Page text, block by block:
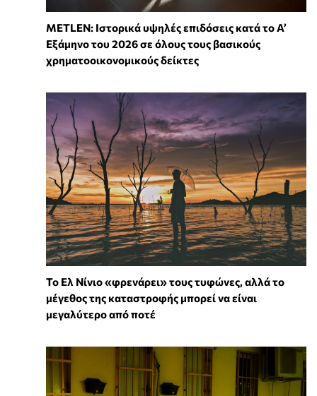
METLEN: Ιστορικά υψηλές επιδόσεις κατά το Α’
Εξάμηνο του 2026 σε όλους τους βασικούς
χρηματοοικονομικούς δείκτες
Το Ελ Νίνιο «φρενάρει» τους τυφώνες, αλλά το
μέγεθος της καταστροφής μπορεί να είναι
μεγαλύτερο από ποτέ